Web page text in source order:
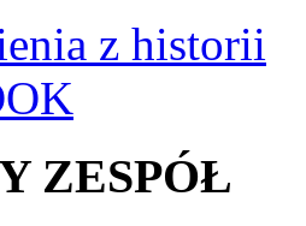
z historii
ZESPÓŁ